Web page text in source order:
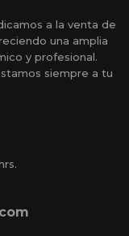
a la venta de
una amplia
y profesional.
siempre a tu